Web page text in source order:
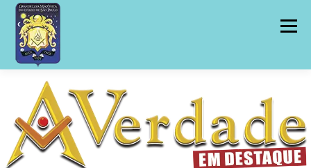
Pular
conteúdo
Menu
INÍCIO EDIÇÕES